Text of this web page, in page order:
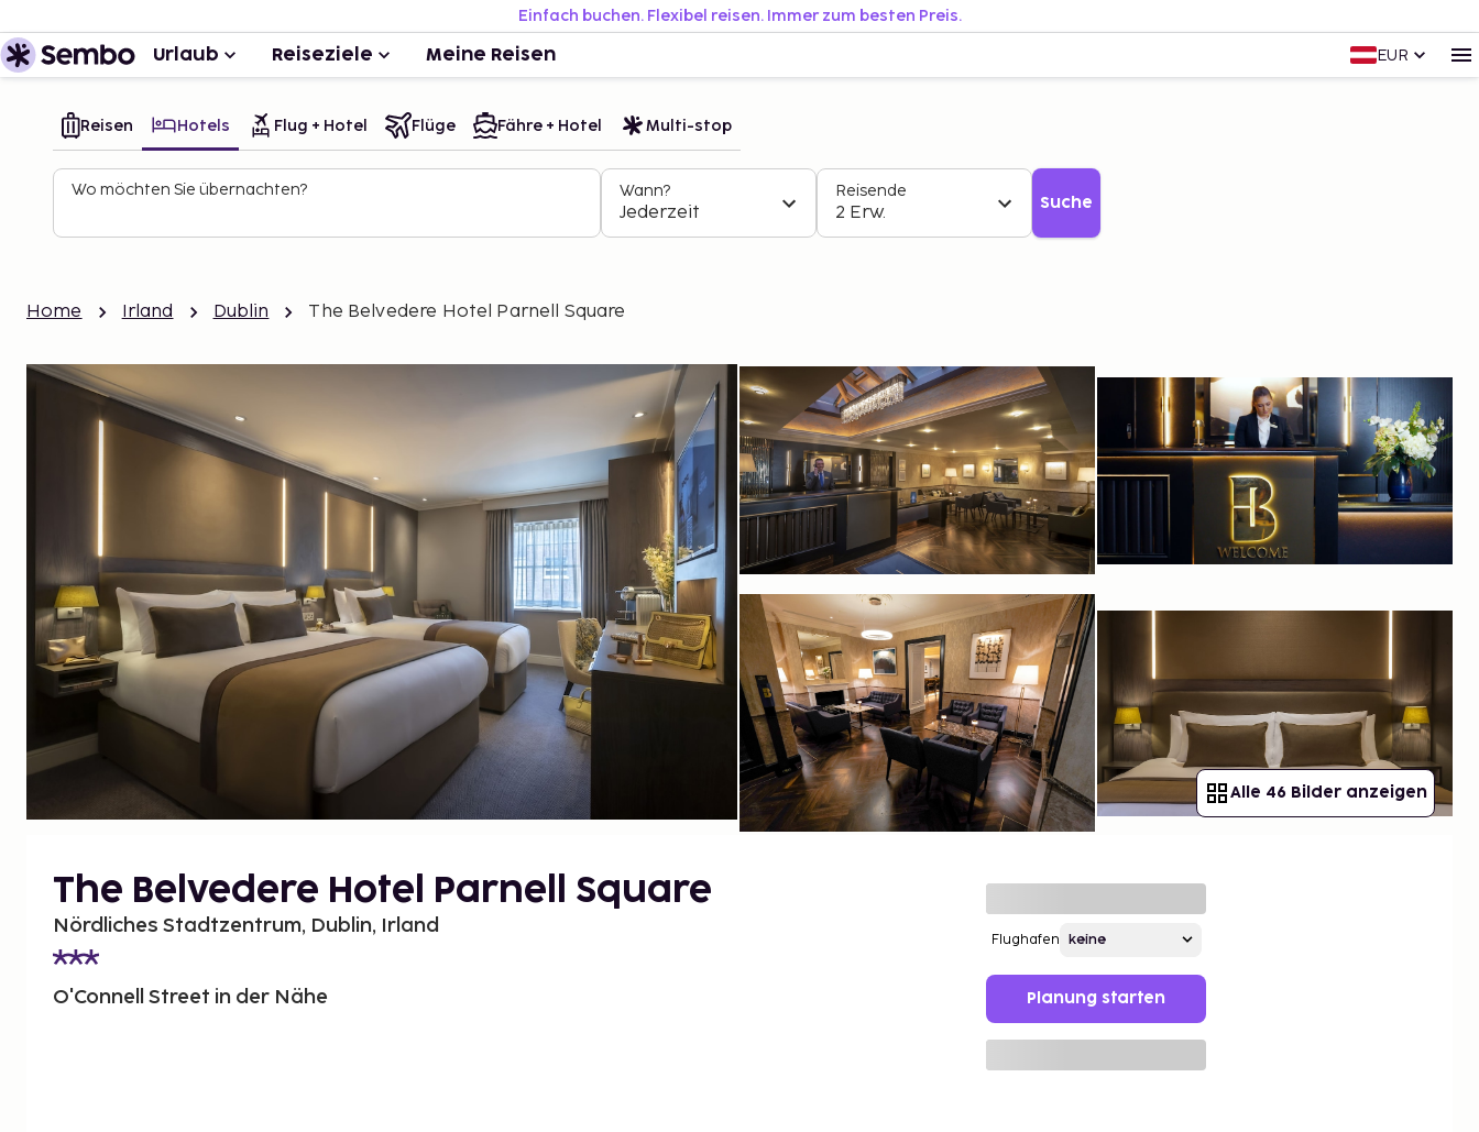
Einfach buchen. Flexibel reisen. Immer zum besten Preis.
Urlaub Reiseziele Meine Reisen EUR
Reisen Hotels Flug + Hotel Flüge Fähre + Hotel Multi-stop
Wo möchten Sie übernachten? Wann?
Jederzeit
Reisende
2 Erw. Suche
Home Irland Dublin The Belvedere Hotel Parnell Square
Alle 46 Bilder anzeigen
The Belvedere Hotel Parnell Square
Nördliches Stadtzentrum, Dublin, Irland
O'Connell Street in der Nähe
Flughafen
Planung starten